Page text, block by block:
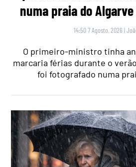
numa praia do
14:50 7 Agosto, 2026 |
O primeiro-ministro tinha
marcaria férias durante o
foi fotografado numa